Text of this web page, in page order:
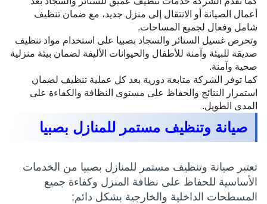
أعمال الصيانة أو الانتقال إلى منزل جديد، مع ضمان تنظيف
شامل وفعال لجميع المساحات.
وتحرص غسيل الستائر والسجاد بصبيا على استخدام مواد تنظيف
صديقة للبيئة وآمنة للأطفال والحيوانات الأليفة لضمان بيئة منزلية
صحية وآمنة.
كما توفر الشركة متابعة دورية بعد كل عملية تنظيف لضمان
استمرار النتائج والحفاظ على مستوى النظافة والكفاءة على
المدى الطويل.
صيانة وتنظيف مستمر للمنازل بصبيا
تعتبر صيانة وتنظيف مستمر للمنازل بصبيا من الخدمات
الأساسية للحفاظ على نظافة المنزل وكفاءة جميع
المسطحات الداخلية والخارجية بشكل دائم: